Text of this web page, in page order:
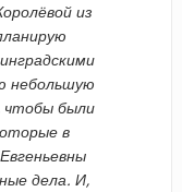
из
небольшую
чтобы были
в
дела. И,